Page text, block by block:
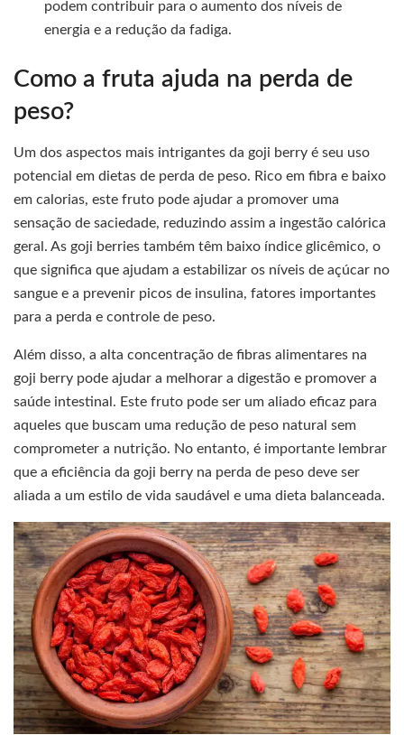
podem contribuir para o aumento dos níveis de
energia e a redução da fadiga.
Como a fruta ajuda na perda de
peso?
Um dos aspectos mais intrigantes da goji berry é seu uso
potencial em dietas de perda de peso. Rico em fibra e baixo
em calorias, este fruto pode ajudar a promover uma
sensação de saciedade, reduzindo assim a ingestão calórica
geral. As goji berries também têm baixo índice glicêmico, o
que significa que ajudam a estabilizar os níveis de açúcar no
sangue e a prevenir picos de insulina, fatores importantes
para a perda e controle de peso.
Além disso, a alta concentração de fibras alimentares na
goji berry pode ajudar a melhorar a digestão e promover a
saúde intestinal. Este fruto pode ser um aliado eficaz para
aqueles que buscam uma redução de peso natural sem
comprometer a nutrição. No entanto, é importante lembrar
que a eficiência da goji berry na perda de peso deve ser
aliada a um estilo de vida saudável e uma dieta balanceada.